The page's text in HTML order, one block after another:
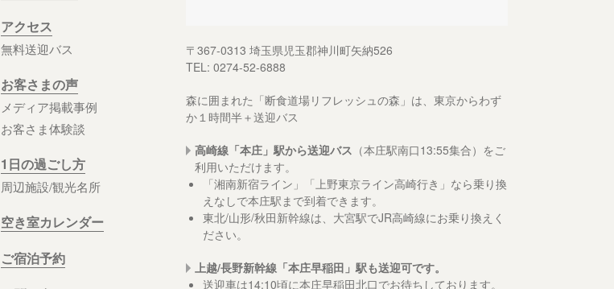
アクセス
無料送迎バス
お客さまの声
メディア掲載事例
お客さま体験談
1日の過ごし方
周辺施設/観光名所
空き室カレンダー
ご宿泊予約
〒367-0313 埼玉県児玉郡神川町矢納526
TEL: 0274-52-6888
森に囲まれた「断食道場リフレッシュの森」は、東京からわず
か１時間半＋送迎バス
高崎線「本庄」駅から送迎バス （本庄駅南口13:55集合）をご
利用いただけます。
「湘南新宿ライン」「上野東京ライン高崎行き」なら乗り換
えなしで本庄駅まで到着できます。
東北/山形/秋田新幹線は、大宮駅でJR高崎線にお乗り換えく
ださい。
上越/長野新幹線「本庄早稲田」駅も送迎可です。
送迎車は14:10頃に本庄早稲田北口でお待ちしております。